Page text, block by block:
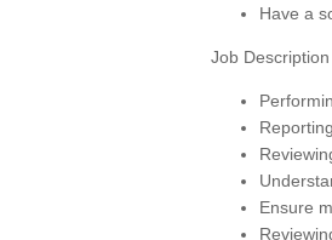
Have a
Job Description
Ensure